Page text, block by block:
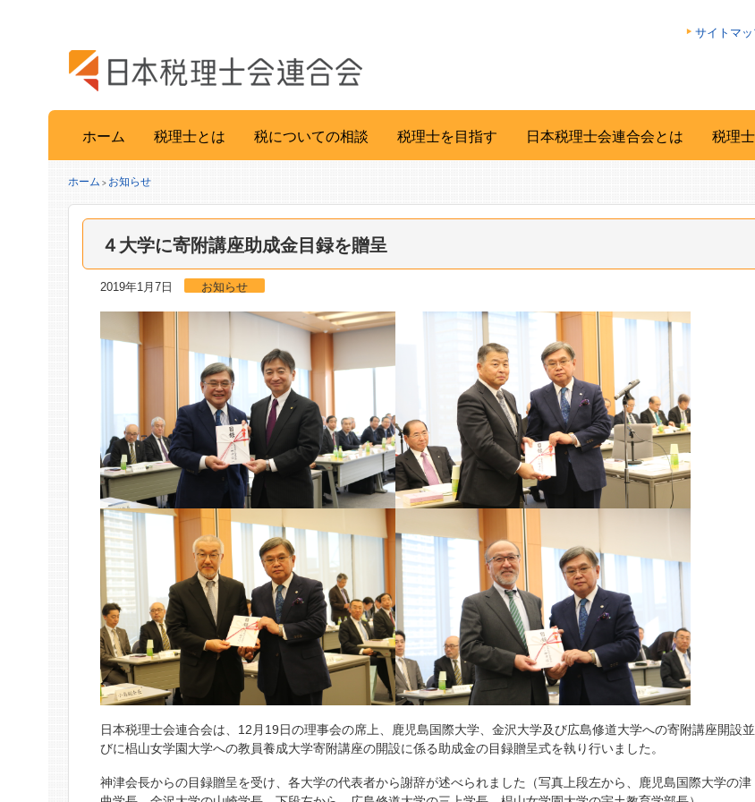
サイトマ
ホーム 税理士とは 税についての相談 税理士を目指す 日本税理士会連合会とは 税理
ホーム > お知らせ
４大学に寄附講座助成金目録を贈呈
2019年1月7日 お知らせ
日本税理士会連合会は、12月19日の理事会の席上、鹿児島国際大学、金沢大学及び広島修道大学への寄附講座開設並
びに椙山女学園大学への教員養成大学寄附講座の開設に係る助成金の目録贈呈式を執り行いました。
神津会長からの目録贈呈を受け、各大学の代表者から謝辞が述べられました（写真上段左から、鹿児島国際大学の津